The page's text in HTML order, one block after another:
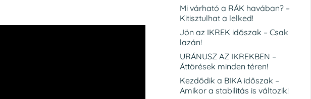
Mi várható a RÁK havában? –
Kitisztulhat a lelked!
Jön az IKREK időszak – Csak
lazán!
URÁNUSZ AZ IKREKBEN –
Áttörések minden téren!
Kezdődik a BIKA időszak –
Amikor a stabilitás is változik!